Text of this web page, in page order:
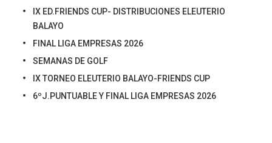
IX ED.FRIENDS CUP- DISTRIBUCIONES ELEUTERIO
BALAYO
FINAL LIGA EMPRESAS 2026
SEMANAS DE GOLF
IX TORNEO ELEUTERIO BALAYO-FRIENDS CUP
6ºJ.PUNTUABLE Y FINAL LIGA EMPRESAS 2026